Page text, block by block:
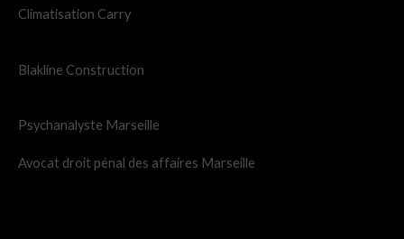
Climatisation Carry
Blakline Construction
Psychanalyste Marseille
Avocat droit pénal des affaires Marseille